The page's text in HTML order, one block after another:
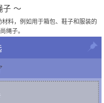
子 〜
料，例如用于箱包、鞋子和服装的
绳子。